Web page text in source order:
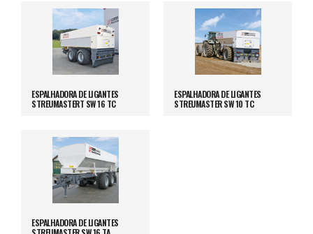
ESPALHADORA DE LIGANTES
STREUMASTERT SW 16 TC
ESPALHADORA DE LIGANTES
STREUMASTER SW 10 TC
ESPALHADORA DE LIGANTES